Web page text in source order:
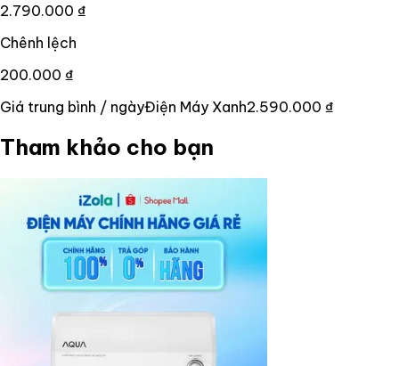
2.790.000 ₫
Chênh lệch
200.000 ₫
Giá trung bình / ngàyĐiện Máy Xanh2.590.000 ₫
Tham khảo cho bạn